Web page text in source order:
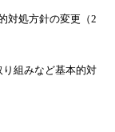
対処方針の変更（2
り組みなど基本的対